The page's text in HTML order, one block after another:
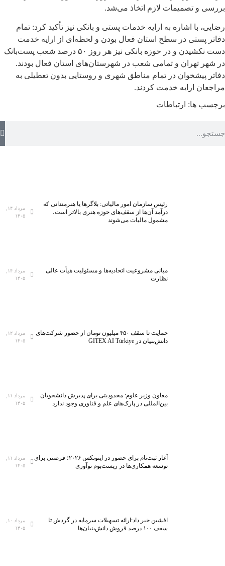
بررسی و تصمیمات لازم اتخاذ می‌شد.
رضایی، با اشاره به ارایه خدمات پستی و بانکی نیز تأکید کرد: تمام
دفاتر پستی در سطح استان فعال بودن و لحظه‌ای از ارایه خدمت
دست نکشیدن و در حوزه بانکی نیز هر روز ۵۰ درصد شعب پست‌بانک
در شهر تهران و تمامی شعب در شهرستان‌های استان فعال بودند.
دفاتر پیشخوان در تمام مناطق شهری و روستایی بدون تعطیلی به
مراجعان ارایه خدمت کردند.
برچسب ها: ارتباطات
رئیس سازمان امور مالیاتی: بلاگر‌ها یا هنرمندانی که
درآمد آن‌ها از سقف‌های حوزه هنری بالاتر است،
مشمول مالیات می‌شوند
۱۴۰۵
مبانی مشروعیت اتحادیه‌ها و مسئولیت هیأت عالی
نظارت
۱۴۰۵
حمایت تا سقف ۴۵۰ میلیون تومان از حضور شرکت‌های
دانش‌بنیان در GITEX AI Türkiye
۱۴۰۵
معاون وزیر علوم: محدودیتی برای پذیرش دانشجویان
بین‌المللی در پارک‌های علم و فناوری وجود ندارد
۱۴۰۵
آغاز ثبت‌نام برای حضور در اینوتکس ۲۰۲۶؛ فرصتی برای
توسعه همکاری‌ها در زیست‌بوم نوآوری
۱۴۰۵
افشین خبر داد:ارائه تسهیلات سرمایه در گردش تا
سقف ۱۰۰ درصد فروش دانش‌بنیان‌ها
۱۴۰۵